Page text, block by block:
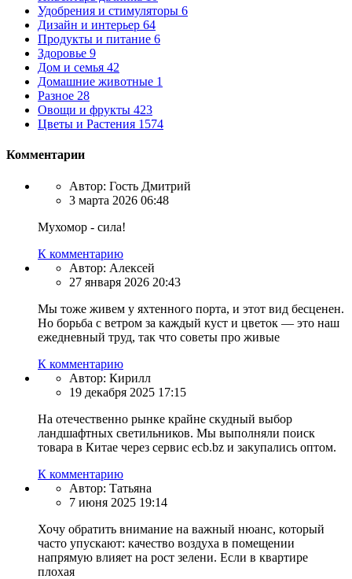
Удобрения и стимуляторы 6
Дизайн и интерьер 64
Продукты и питание 6
Здоровье 9
Дом и семья 42
Домашние животные 1
Разное 28
Овощи и фрукты 423
Цветы и Растения 1574
Комментарии
Автор: Гость Дмитрий
3 марта 2026 06:48
Мухомор - сила!
К комментарию
Автор: Алексей
27 января 2026 20:43
Мы тоже живем у яхтенного порта, и этот вид бесценен.
Но борьба с ветром за каждый куст и цветок — это наш
ежедневный труд, так что советы про живые
К комментарию
Автор: Кирилл
19 декабря 2025 17:15
На отечественно рынке крайне скудный выбор
ландшафтных светильников. Мы выполняли поиск
товара в Китае через сервис ecb.bz и закупались оптом.
К комментарию
Автор: Татьяна
7 июня 2025 19:14
Хочу обратить внимание на важный нюанс, который
часто упускают: качество воздуха в помещении
напрямую влияет на рост зелени. Если в квартире
плохая